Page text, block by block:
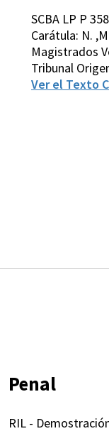
SCBA LP P
Carátula: N.
Magistrados
Tribunal
Ver el Texto
Penal
RIL -